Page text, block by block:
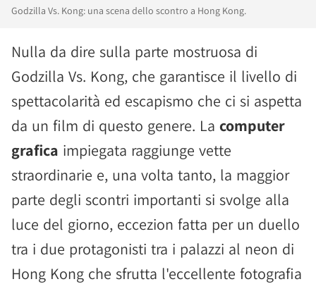
Godzilla Vs. Kong: una scena dello scontro a Hong Kong.
Nulla da dire sulla parte mostruosa di
Godzilla Vs. Kong, che garantisce il livello di
spettacolarità ed escapismo che ci si aspetta
da un film di questo genere. La computer
grafica impiegata raggiunge vette
straordinarie e, una volta tanto, la maggior
parte degli scontri importanti si svolge alla
luce del giorno, eccezion fatta per un duello
tra i due protagonisti tra i palazzi al neon di
Hong Kong che sfrutta l'eccellente fotografia